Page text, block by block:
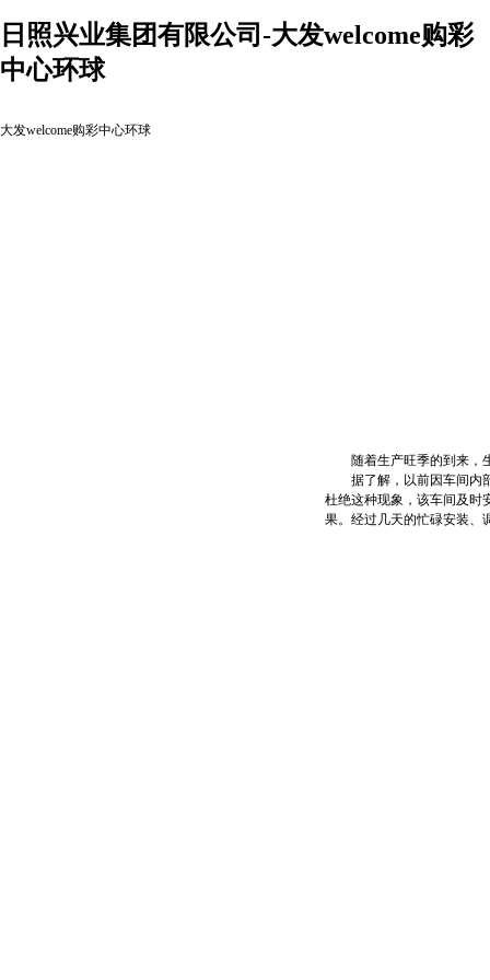
日照兴业集团有限公司-大发welcome购彩
中心环球
大发welcome购彩中心环球
随着生产旺季的到来，生
据了解，以前因车间内部
杜绝这种现象，该车间及时
果。经过几天的忙碌安装、